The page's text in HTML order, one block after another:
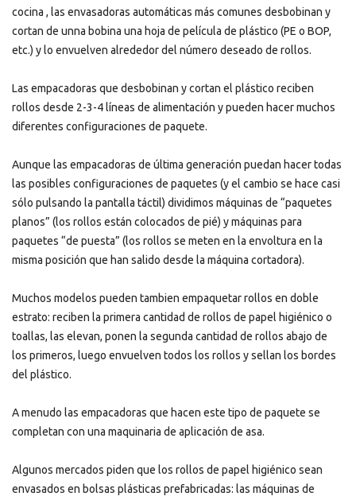
cocina , las envasadoras automáticas más comunes desbobinan y
cortan de unna bobina una hoja de película de plástico (PE o BOP,
etc.) y lo envuelven alrededor del número deseado de rollos.
Las empacadoras que desbobinan y cortan el plástico reciben
rollos desde 2-3-4 líneas de alimentación y pueden hacer muchos
diferentes configuraciones de paquete.
Aunque las empacadoras de última generación puedan hacer todas
las posibles configuraciones de paquetes (y el cambio se hace casi
sólo pulsando la pantalla táctil) dividimos máquinas de “paquetes
planos” (los rollos están colocados de pié) y máquinas para
paquetes “de puesta” (los rollos se meten en la envoltura en la
misma posición que han salido desde la máquina cortadora).
Muchos modelos pueden tambien empaquetar rollos en doble
estrato: reciben la primera cantidad de rollos de papel higiénico o
toallas, las elevan, ponen la segunda cantidad de rollos abajo de
los primeros, luego envuelven todos los rollos y sellan los bordes
del plástico.
A menudo las empacadoras que hacen este tipo de paquete se
completan con una maquinaria de aplicación de asa.
Algunos mercados piden que los rollos de papel higiénico sean
envasados en bolsas plásticas prefabricadas: las máquinas de